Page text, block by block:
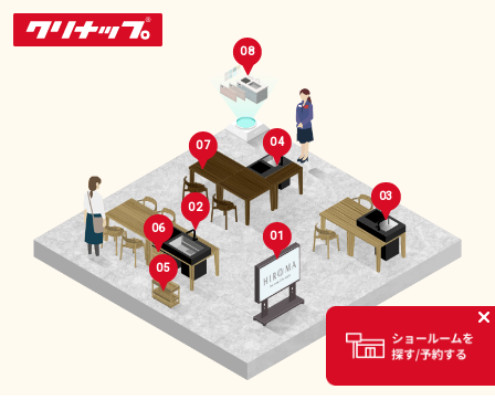
セレクトルーム
01
02
03
04
05
06
07
08